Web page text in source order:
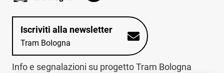
Iscriviti alla newsletter
Tram Bologna
Info e segnalazioni su progetto Tram Bologna